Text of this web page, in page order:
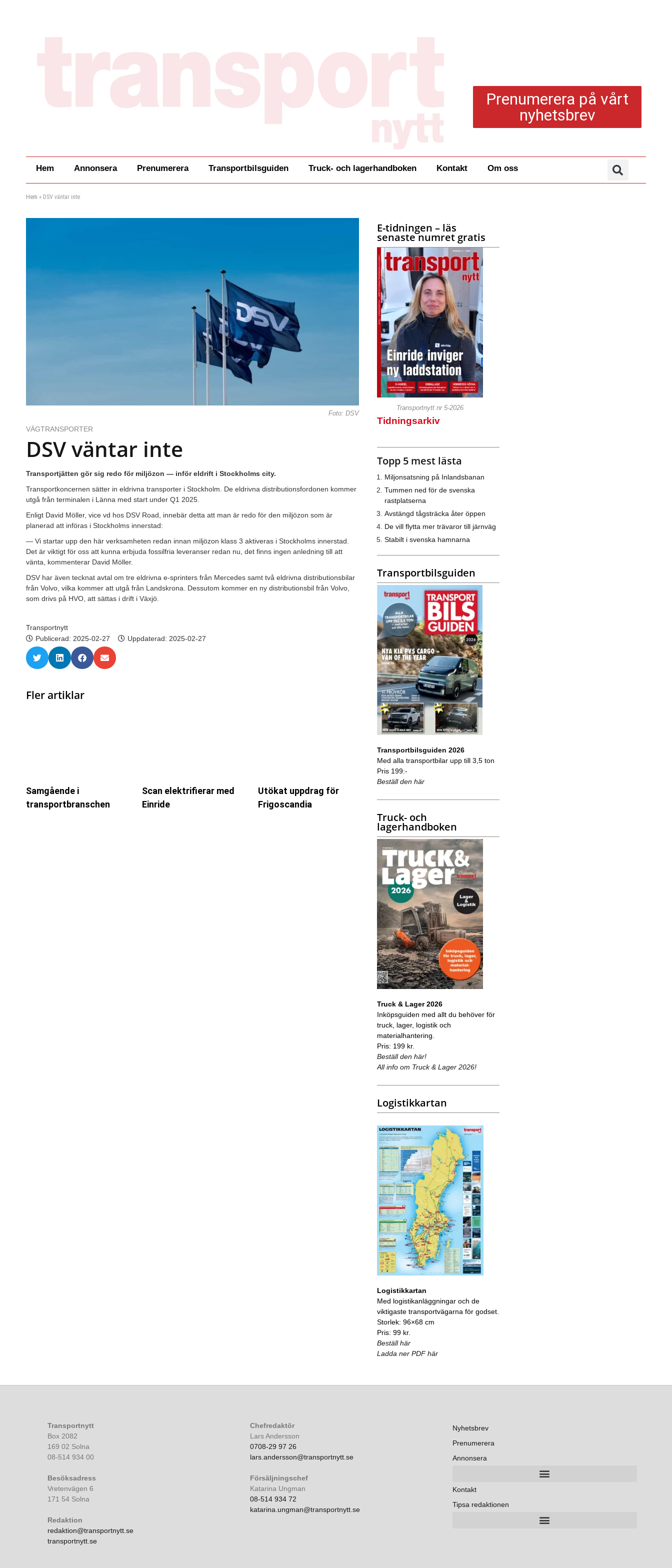
Prenumerera på vårt
nyhetsbrev
Hem Annonsera Prenumerera Transportbilsguiden Truck- och lagerhandboken Kontakt Om oss
Hem » DSV väntar inte
Foto: DSV
VÄGTRANSPORTER
DSV väntar inte
Transportjätten gör sig redo för miljözon — inför eldrift i Stockholms city.
Transportkoncernen sätter in eldrivna transporter i Stockholm. De eldrivna distributionsfordonen kommer
utgå från terminalen i Länna med start under Q1 2025.
Enligt David Möller, vice vd hos DSV Road, innebär detta att man är redo för den miljözon som är
planerad att införas i Stockholms innerstad:
— Vi startar upp den här verksamheten redan innan miljözon klass 3 aktiveras i Stockholms innerstad.
Det är viktigt för oss att kunna erbjuda fossilfria leveranser redan nu, det finns ingen anledning till att
vänta, kommenterar David Möller.
DSV har även tecknat avtal om tre eldrivna e-sprinters från Mercedes samt två eldrivna distributionsbilar
från Volvo, vilka kommer att utgå från Landskrona. Dessutom kommer en ny distributionsbil från Volvo,
som drivs på HVO, att sättas i drift i Växjö.
Transportnytt
Publicerad: 2025-02-27 Uppdaterad: 2025-02-27
Fler artiklar
Samgående i
transportbranschen
Scan elektrifierar med
Einride
Utökat uppdrag för
Frigoscandia
E-tidningen – läs
senaste numret gratis
Transportnytt nr 5-2026
Tidningsarkiv
Topp 5 mest lästa
Miljonsatsning på Inlandsbanan
Tummen ned för de svenska
rastplatserna
Avstängd tågsträcka åter öppen
De vill flytta mer trävaror till järnväg
Stabilt i svenska hamnarna
Transportbilsguiden
Transportbilsguiden 2026
Med alla transportbilar upp till 3,5 ton
Pris 199:-
Beställ den här
Truck- och
lagerhandboken
Truck & Lager 2026
Inköpsguiden med allt du behöver för
truck, lager, logistik och
materialhantering.
Pris: 199 kr.
Beställ den här!
All info om Truck & Lager 2026!
Logistikkartan
Logistikkartan
Med logistikanläggningar och de
viktigaste transportvägarna för godset.
Storlek: 96×68 cm
Pris: 99 kr.
Beställ här
Ladda ner PDF här
Transportnytt
Box 2082
169 02 Solna
08-514 934 00
Besöksadress
Vretenvägen 6
171 54 Solna
Redaktion
redaktion@transportnytt.se
transportnytt.se
Chefredaktör
Lars Andersson
0708-29 97 26
lars.andersson@transportnytt.se
Försäljningschef
Katarina Ungman
08-514 934 72
katarina.ungman@transportnytt.se
Nyhetsbrev
Prenumerera
Annonsera
Kontakt
Tipsa redaktionen